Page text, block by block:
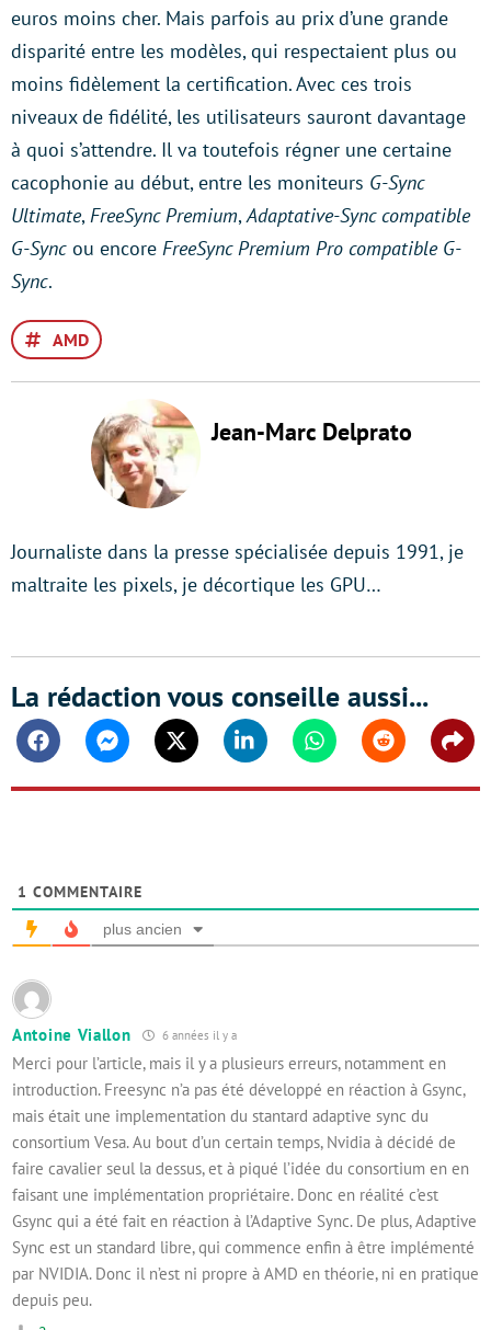
euros moins cher. Mais parfois au prix d’une grande
disparité entre les modèles, qui respectaient plus ou
moins fidèlement la certification. Avec ces trois
niveaux de fidélité, les utilisateurs sauront davantage
à quoi s’attendre. Il va toutefois régner une certaine
cacophonie au début, entre les moniteurs G-Sync
Ultimate,FreeSync Premium,Adaptative-Sync compatible
G-Sync ou encore FreeSync Premium Pro compatible G-
Sync.
AMD
Jean-Marc Delprato
Journaliste dans la presse spécialisée depuis 1991, je
maltraite les pixels, je décortique les GPU…
La rédaction vous conseille aussi...
FacebookMessengerTwitter Linkedin WhatsappReddit
1 COMMENTAIRE
plus ancien
Antoine Viallon 6 années il y a
Merci pour l’article, mais il y a plusieurs erreurs, notamment en
introduction. Freesync n’a pas été développé en réaction à Gsync,
mais était une implementation du stantard adaptive sync du
consortium Vesa. Au bout d’un certain temps, Nvidia à décidé de
faire cavalier seul la dessus, et à piqué l’idée du consortium en en
faisant une implémentation propriétaire. Donc en réalité c’est
Gsync qui a été fait en réaction à l’Adaptive Sync. De plus, Adaptive
Sync est un standard libre, qui commence enfin à être implémenté
par NVIDIA. Donc il n’est ni propre à AMD en théorie, ni en pratique
depuis peu.